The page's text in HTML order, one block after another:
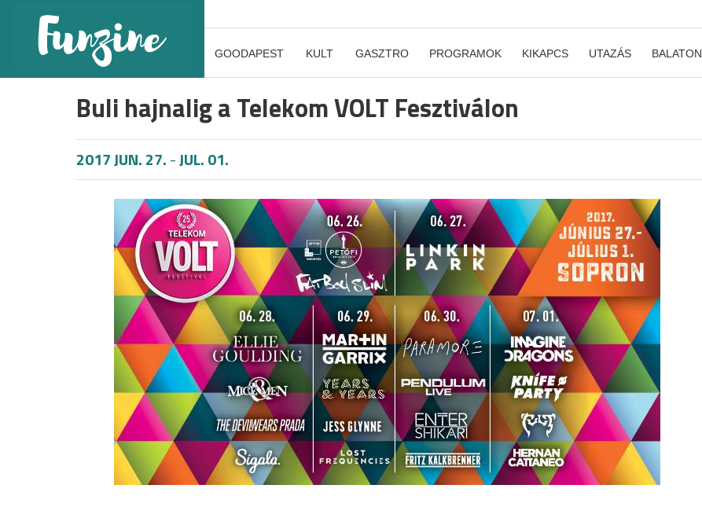
GOODAPEST KULT GASZTRO PROGRAMOK KIKAPCS UTAZÁS BALATON
Buli hajnalig a Telekom VOLT Fesztiválon
2017 JUN. 27.-JUL. 01.